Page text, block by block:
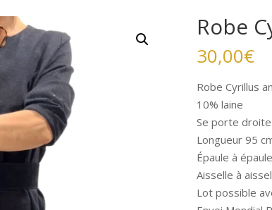
Robe
30,00€
Robe Cyrillus
10% laine
Se porte droite
Longueur 95
Épaule à
Aisselle à
Lot possible